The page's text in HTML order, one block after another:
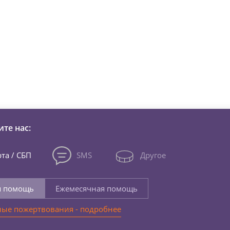
нас:
/ СБП SMS Другое
помощь
Ежемесячная помощь
пожертвования - подробнее